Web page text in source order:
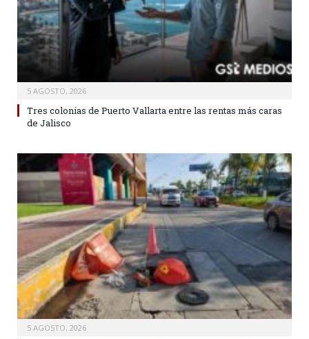
5 AGOSTO, 2026
Tres colonias de Puerto Vallarta entre las rentas más caras
de Jalisco
5 AGOSTO, 2026